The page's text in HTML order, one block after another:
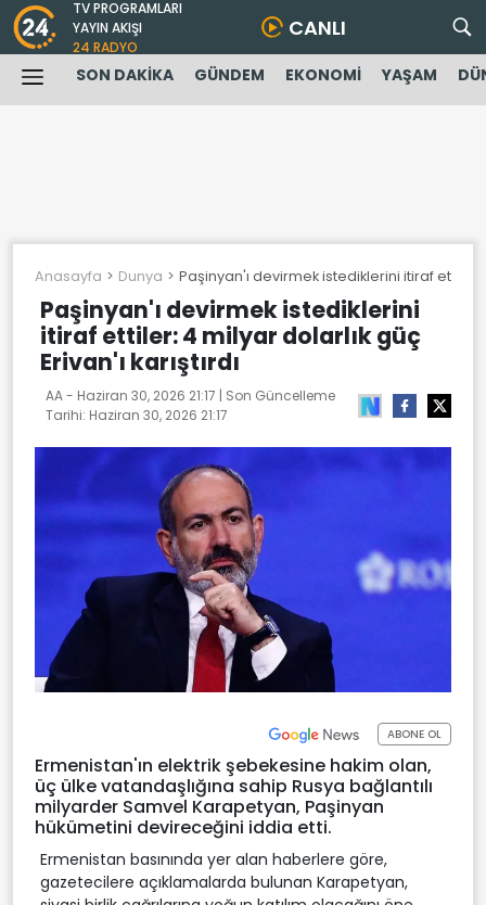
TV PROGRAMLARI
YAYIN AKIŞI
24 RADYO
CANLI
SON DAKİKA GÜNDEM EKONOMİ YAŞAM
Anasayfa Dunya Paşinyan'ı devirmek istediklerini itiraf ettiler:
Paşinyan'ı devirmek istediklerini
itiraf ettiler: 4 milyar dolarlık güç
Erivan'ı karıştırdı
AA - Haziran 30, 2026 21:17 | Son Güncelleme
Tarihi: Haziran 30, 2026 21:17
ABONE OL
Ermenistan'ın elektrik şebekesine hakim olan,
üç ülke vatandaşlığına sahip Rusya bağlantılı
milyarder Samvel Karapetyan, Paşinyan
hükümetini devireceğini iddia etti.
Ermenistan basınında yer alan haberlere göre,
gazetecilere açıklamalarda bulunan Karapetyan,